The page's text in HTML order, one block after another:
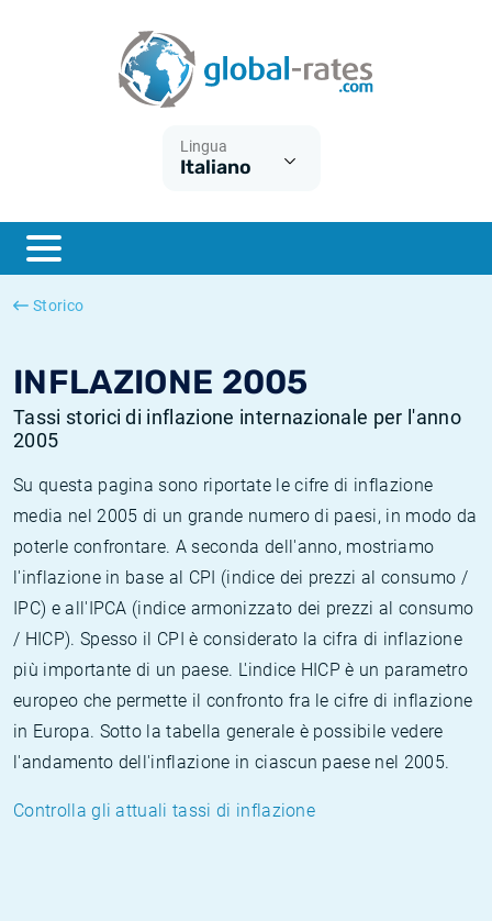
Lingua
Italiano
Storico
INFLAZIONE 2005
Tassi storici di inflazione internazionale per l'anno
2005
Su questa pagina sono riportate le cifre di inflazione
media nel 2005 di un grande numero di paesi, in modo da
poterle confrontare. A seconda dell'anno, mostriamo
l'inflazione in base al CPI (indice dei prezzi al consumo /
IPC) e all'IPCA (indice armonizzato dei prezzi al consumo
/ HICP). Spesso il CPI è considerato la cifra di inflazione
più importante di un paese. L'indice HICP è un parametro
europeo che permette il confronto fra le cifre di inflazione
in Europa. Sotto la tabella generale è possibile vedere
l'andamento dell'inflazione in ciascun paese nel 2005.
Controlla gli attuali tassi di inflazione
ESTER
SONIA
Cos'è l'inflazione CPI?
Cos'è l'inflazione HICP?
Inflazione Italia
Inflazione Stati Uniti
Tassi storici Euribor
Tassi storici di SONIA
Tassi storici di TONAR
Calcolatore dell’inflazione